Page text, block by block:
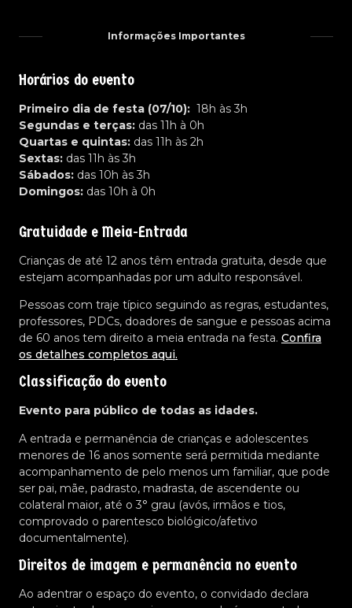
Informações Importantes
Horários do evento
Primeiro dia de festa (07/10): 18h às 3h
Segundas e terças: das 11h à 0h
Quartas e quintas: das 11h às 2h
Sextas: das 11h às 3h
Sábados: das 10h às 3h
Domingos: das 10h à 0h
Gratuidade e Meia-Entrada
Crianças de até 12 anos têm entrada gratuita, desde que
estejam acompanhadas por um adulto responsável.
Pessoas com traje típico seguindo as regras, estudantes,
professores, PDCs, doadores de sangue e pessoas acima
de 60 anos tem direito a meia entrada na festa. Confira
os detalhes completos aqui.
Classificação do evento
Evento para público de todas as idades.
A entrada e permanência de crianças e adolescentes
menores de 16 anos somente será permitida mediante
acompanhamento de pelo menos um familiar, que pode
ser pai, mãe, padrasto, madrasta, de ascendente ou
colateral maior, até o 3° grau (avós, irmãos e tios,
comprovado o parentesco biológico/afetivo
documentalmente).
Direitos de imagem e permanência no evento
Ao adentrar o espaço do evento, o convidado declara